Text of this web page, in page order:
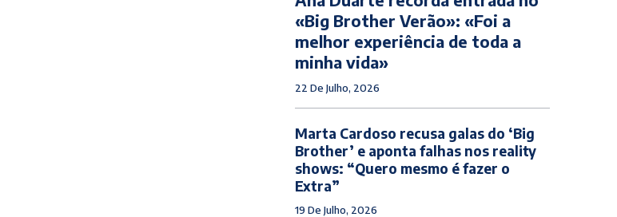
«Big Brother Verão»: «Foi a
melhor experiência de toda a
minha vida»
22 De Julho, 2026
Marta Cardoso recusa galas do ‘Big
Brother’ e aponta falhas nos reality
shows: “Quero mesmo é fazer o
Extra”
19 De Julho, 2026